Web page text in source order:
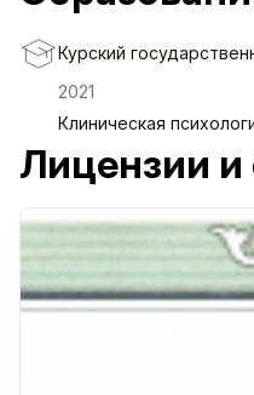
Курский
2021
Клиническая
Лицензии